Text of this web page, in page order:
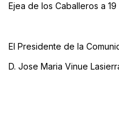
Ejea de los Caballeros a
El Presidente de la
D. Jose Maria Vinue